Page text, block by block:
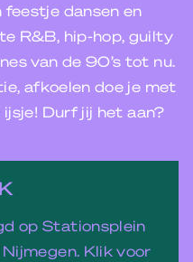
dansen en
R&B, hip-hop, guilty
van de 90’s tot nu.
afkoelen doe je met
Durf jij het aan?
op Stationsplein
Klik voor